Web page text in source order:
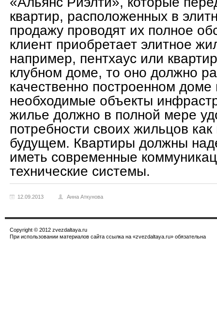
квартир, расположенных в
продажу проводят их полное
клиент приобретает элитное
например, пентхаус или
клубном доме, то оно должно
качественно построенном доме
необходимые объекты
жилье должно в полной мере
потребности своих жильцов
будущем. Квартиры должны
иметь современные
технические системы.
12.09.2013 Анна Аткунова
Copyright © 2012 zvezdaltaya.ru
При использовании материалов сайта ссылка на «zvezdaltaya.ru» обязательна